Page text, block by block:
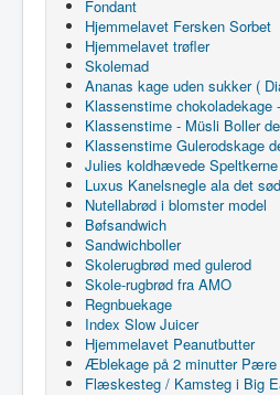
Fondant
Hjemmelavet Fersken Sorbet
Hjemmelavet trøfler
Skolemad
Ananas kage uden sukker (
Klassenstime chokoladekage
Klassenstime - Müsli Boller
Klassenstime Gulerodskage
Julies koldhævede
Luxus Kanelsnegle ala det
Nutellabrød i blomster model
Bøfsandwich
Sandwichboller
Skolerugbrød med gulerod
Skole-rugbrød fra AMO
Regnbuekage
Index Slow Juicer
Hjemmelavet Peanutbutter
Æblekage på 2 minutter Pære
Flæskesteg / Kamsteg i Big